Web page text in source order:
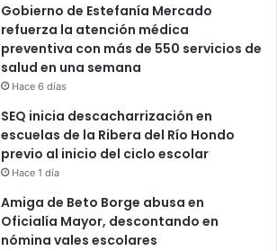
Gobierno de Estefanía Mercado
refuerza la atención médica
preventiva con más de 550 servicios de
salud en una semana
Hace 6 días
SEQ inicia descacharrización en
escuelas de la Ribera del Río Hondo
previo al inicio del ciclo escolar
Hace 1 día
Amiga de Beto Borge abusa en
Oficialía Mayor, descontando en
nómina vales escolares